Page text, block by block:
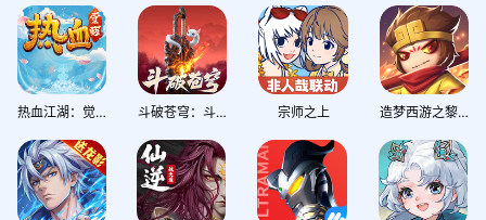
热血江湖：觉醒 斗破苍穹：斗帝之路 宗师之上 造梦西游之黎尤浩劫篇